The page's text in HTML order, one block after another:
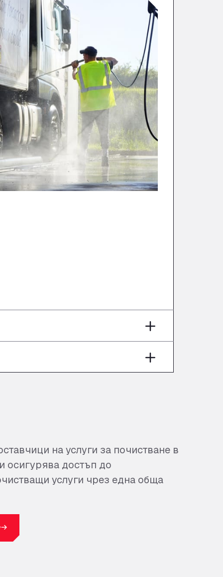
на услуги за почистване в
осигурява достъп до
услуги чрез една обща